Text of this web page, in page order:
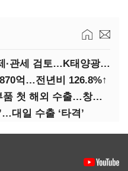
미, 폴리실리콘 최저가격제·관세 검토…K태양광 입지 확대 기대
억…전년비 126.8%↑
두산퓨얼셀, SOFC 핵심부품 첫 해외 수출…창사 이래 최대 규모
대일 수출 ‘타격’